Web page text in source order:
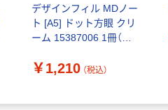
デザインフィル MDノー
ト [A5] ドット方眼 クリ
ーム 15387006 1冊（直
￥1,210 （税込）